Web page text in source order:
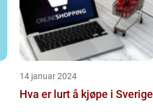
14 januar 2024
Hva er lurt å kjøpe i Sverige